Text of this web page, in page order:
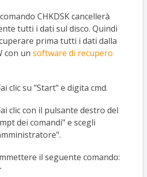
CHKDSK cancellerà
tutti i dati sul disco. Quindi
prima tutti i dati dalla
con un software di recupero
clic su "Start" e digita cmd.
clic con il pulsante destro del
dei comandi" e scegli
il seguente comando: